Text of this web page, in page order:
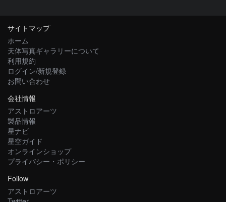
サイトマップ
ホーム
天体写真ギャラリーについて
利用規約
ログイン/新規登録
お問い合わせ
会社情報
アストロアーツ
製品情報
星ナビ
星空ガイド
オンラインショップ
プライバシー・ポリシー
Follow
アストロアーツ